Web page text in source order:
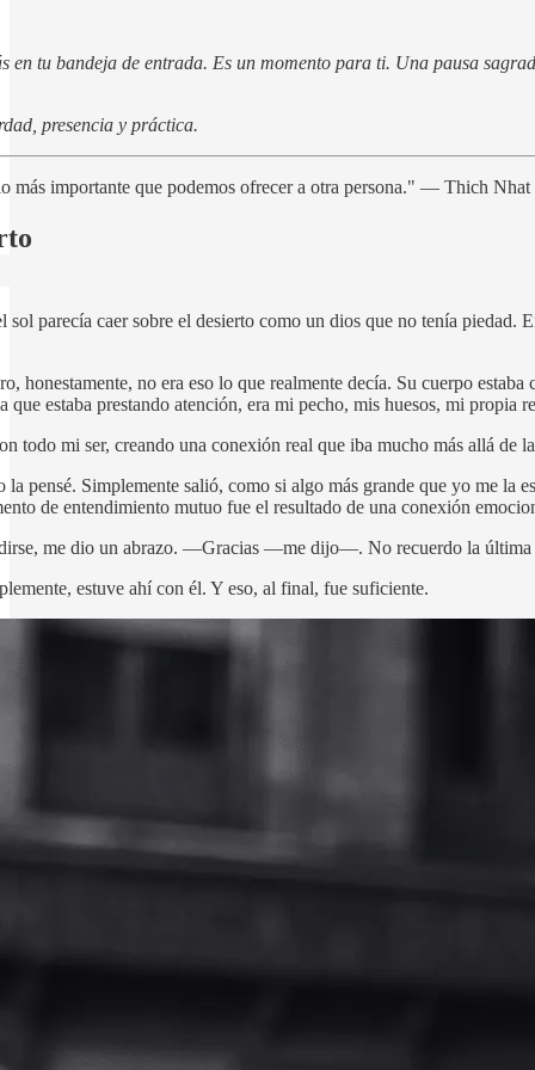
en tu bandeja de entrada. Es un momento para ti. Una pausa
presencia y práctica.
más importante que podemos ofrecer a otra persona." — Thich
sol parecía caer sobre el desierto como un dios que no tenía
honestamente, no era eso lo que realmente decía. Su cuerpo
que estaba prestando atención, era mi pecho, mis huesos, mi propia
todo mi ser, creando una conexión real que iba mucho más allá de
la pensé. Simplemente salió, como si algo más grande que yo me
de entendimiento mutuo fue el resultado de una conexión
me dio un abrazo. —Gracias —me dijo—. No recuerdo la última
estuve ahí con él. Y eso, al final, fue suficiente.